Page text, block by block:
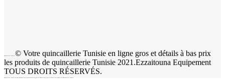
quincaillerie tunisie © Votre quincaillerie Tunisie en ligne gros et détails à bas prix
les produits de quincaillerie Tunisie 2021.Ezzaitouna Equipement
TOUS DROITS RÉSERVÉS.
quincaillerie tunisie en gros Découvrez notre quincaillerie en gros en Tunisie vente gros et détails les produits de quincaillerie tunisie.